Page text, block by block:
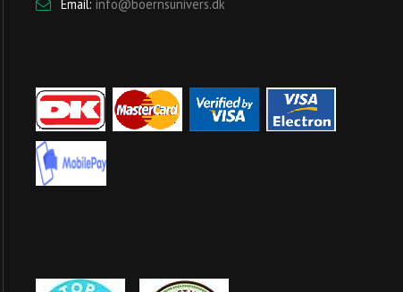
Email: info@boernsunivers.dk